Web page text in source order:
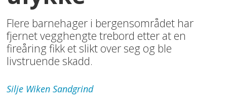
Flere barnehager i bergensområdet har
fjernet vegghengte trebord etter at en
fireåring fikk et slikt over seg og ble
livstruende skadd.
Silje Wiken Sandgrind